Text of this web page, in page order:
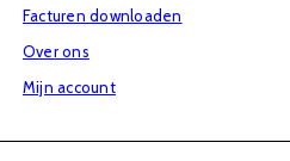
Facturen downloaden
Over ons
Mijn account